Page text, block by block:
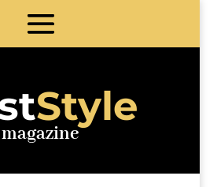
Style
magazine